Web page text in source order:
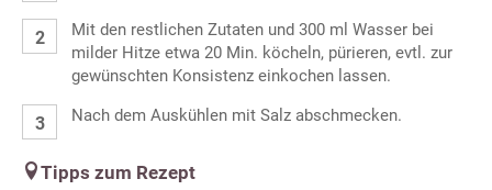
Mit den restlichen Zutaten und 300 ml Wasser bei
milder Hitze etwa 20 Min. köcheln, pürieren, evtl. zur
gewünschten Konsistenz einkochen lassen.
Nach dem Auskühlen mit Salz abschmecken.
Tipps zum Rezept